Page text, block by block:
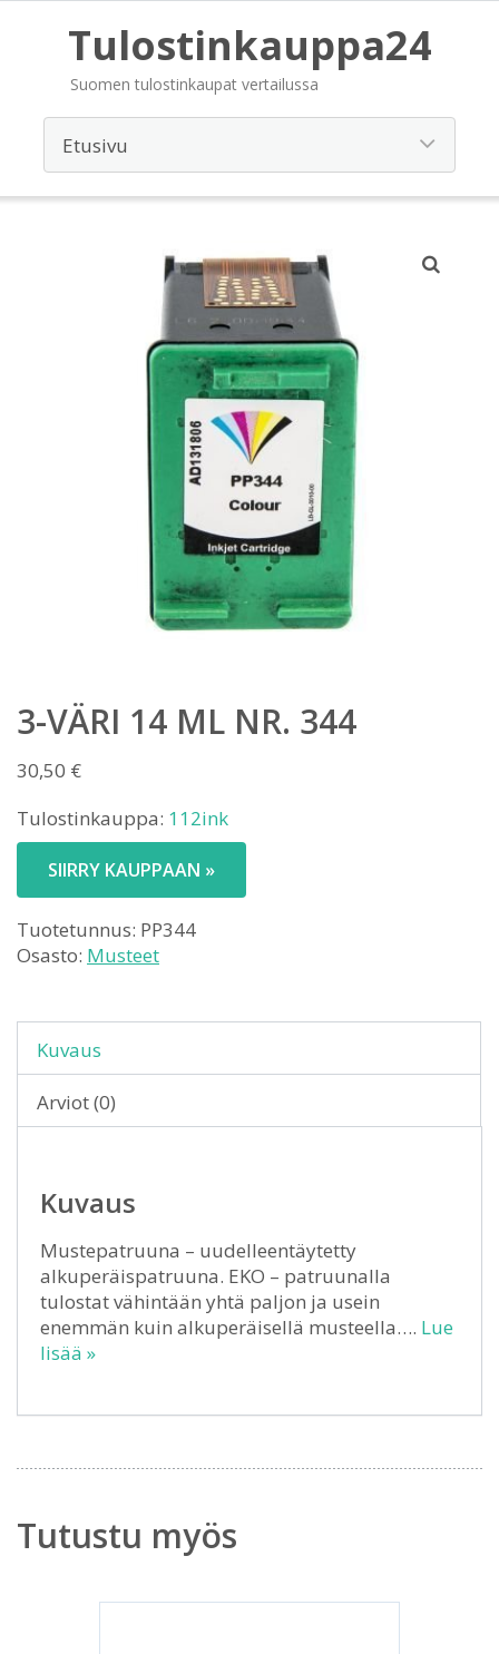
Tulostinkauppa24
Suomen tulostinkaupat vertailussa
3-VÄRI 14 ML NR. 344
30,50 €
Tulostinkauppa: 112ink
SIIRRY KAUPPAAN »
Tuotetunnus: PP344
Osasto: Musteet
Kuvaus
Arviot (0)
Kuvaus
Mustepatruuna – uudelleentäytetty
alkuperäispatruuna. EKO – patruunalla
tulostat vähintään yhtä paljon ja usein
enemmän kuin alkuperäisellä musteella…. Lue
lisää »
Tutustu myös